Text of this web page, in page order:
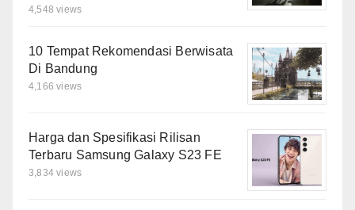
4,548 views
10 Tempat Rekomendasi Berwisata
Di Bandung
4,166 views
Harga dan Spesifikasi Rilisan
Terbaru Samsung Galaxy S23 FE
3,834 views